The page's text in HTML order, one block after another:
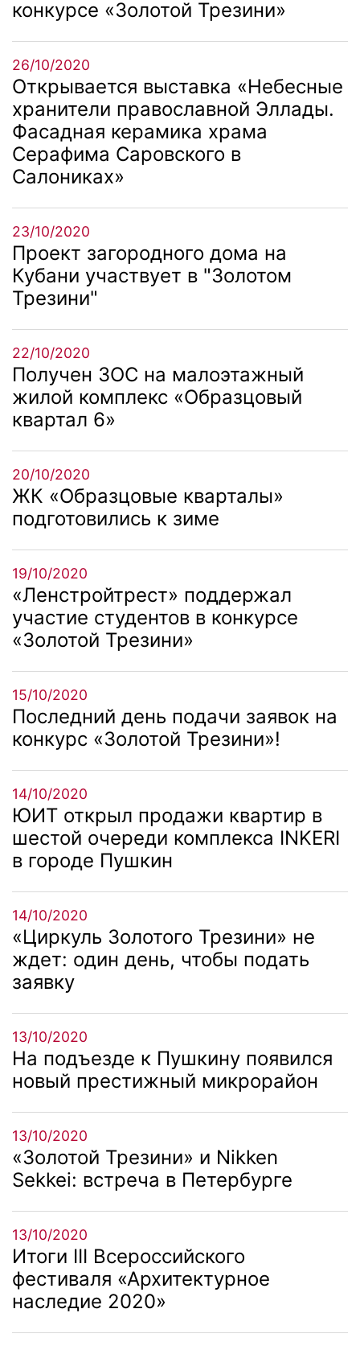
конкурсе «Золотой Трезини»
26/10/2020
Открывается выставка «Небесные
хранители православной Эллады.
Фасадная керамика храма
Серафима Саровского в
Салониках»
23/10/2020
Проект загородного дома на
Кубани участвует в "Золотом
Трезини"
22/10/2020
Получен ЗОС на малоэтажный
жилой комплекс «Образцовый
квартал 6»
20/10/2020
ЖК «Образцовые кварталы»
подготовились к зиме
19/10/2020
«Ленстройтрест» поддержал
участие студентов в конкурсе
«Золотой Трезини»
15/10/2020
Последний день подачи заявок на
конкурс «Золотой Трезини»!
14/10/2020
ЮИТ открыл продажи квартир в
шестой очереди комплекса INKERI
в городе Пушкин
14/10/2020
«Циркуль Золотого Трезини» не
ждет: один день, чтобы подать
заявку
13/10/2020
На подъезде к Пушкину появился
новый престижный микрорайон
13/10/2020
«Золотой Трезини» и Nikken
Sekkei: встреча в Петербурге
13/10/2020
Итоги III Всероссийского
фестиваля «Архитектурное
наследие 2020»